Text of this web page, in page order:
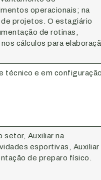
operacionais; na
projetos. O estagiário
de rotinas,
cálculos para
técnico e em configuração
setor, Auxiliar na
esportivas, Auxiliar
de preparo físico.